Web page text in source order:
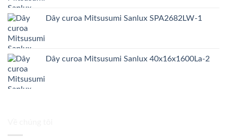
Dây curoa Mitsusumi Sanlux SPA2682LW-1
Dây curoa Mitsusumi Sanlux 40x16x1600La-2